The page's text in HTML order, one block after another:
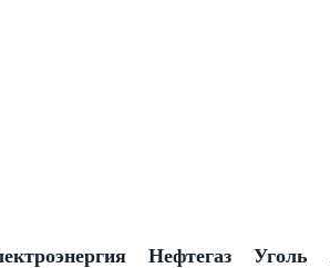
Нефтегаз Уголь